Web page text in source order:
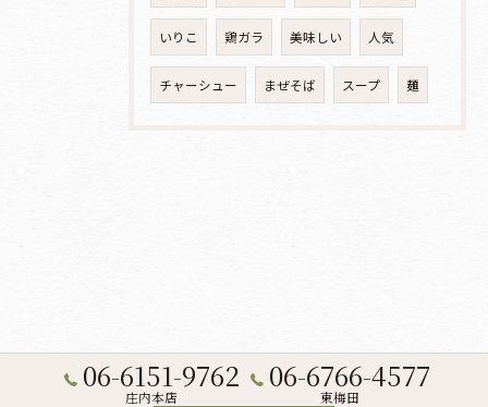
いりこ 鶏ガラ 美味しい 人気
チャーシュー まぜそば スープ 麺
06-6151-9762
庄内本店
06-6766-4577
東梅田